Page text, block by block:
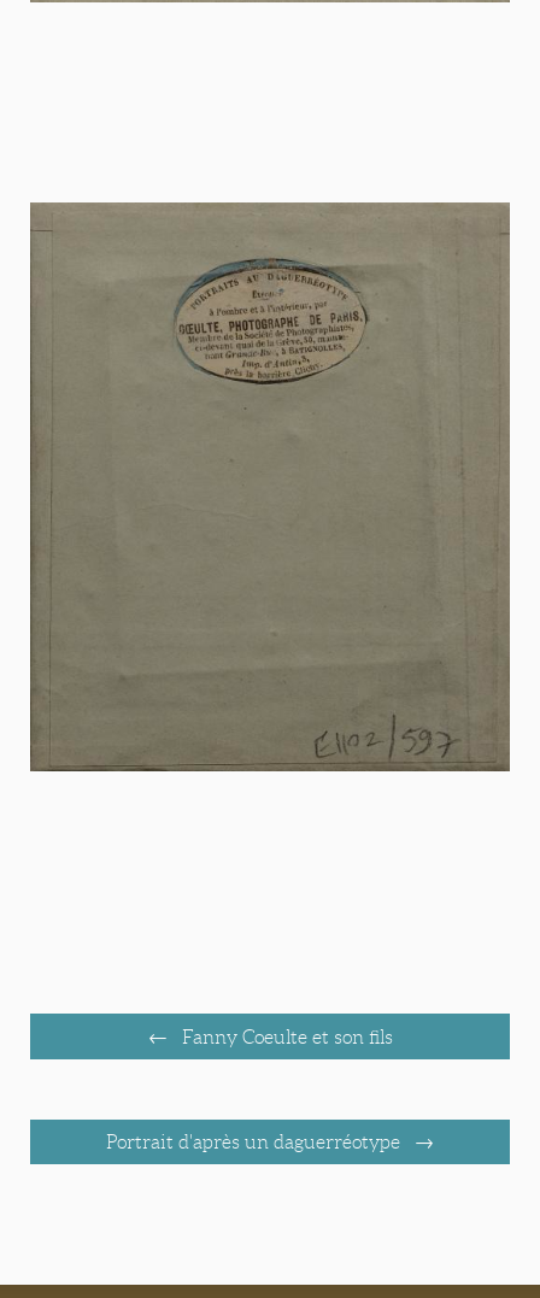
Fanny Coeulte et son fils
Portrait d'après un daguerréotype